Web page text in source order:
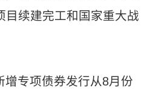
目续建完工和国家重大战
增专项债券发行从8月份